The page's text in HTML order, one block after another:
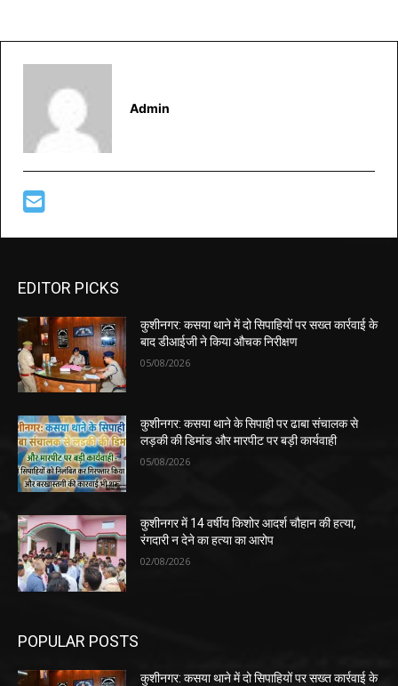
Admin
EDITOR PICKS
कुशीनगर: कसया थाने में दो सिपाहियों पर सख्त कार्रवाई के
बाद डीआईजी ने किया औचक निरीक्षण
05/08/2026
कुशीनगर: कसया थाने के सिपाही पर ढाबा संचालक से
लड़की की डिमांड और मारपीट पर बड़ी कार्यवाही
05/08/2026
कुशीनगर में 14 वर्षीय किशोर आदर्श चौहान की हत्या,
रंगदारी न देने का हत्या का आरोप
02/08/2026
POPULAR POSTS
कुशीनगर: कसया थाने में दो सिपाहियों पर सख्त कार्रवाई के